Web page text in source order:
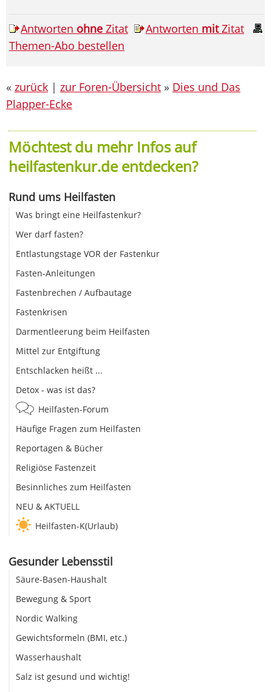
Antworten ohne Zitat Antworten mitZitat
Themen-Abo bestellen
« zurück | zur Foren-Übersicht » Dies und Das
Plapper-Ecke
Möchtest du mehr Infos auf
heilfastenkur.de entdecken?
Rund ums Heilfasten
Was bringt eine Heilfastenkur?
Wer darf fasten?
Entlastungstage VOR der Fastenkur
Fasten-Anleitungen
Fastenbrechen / Aufbautage
Fastenkrisen
Darmentleerung beim Heilfasten
Mittel zur Entgiftung
Entschlacken heißt ...
Detox - was ist das?
Heilfasten-Forum
Häufige Fragen zum Heilfasten
Reportagen & Bücher
Religiöse Fastenzeit
Besinnliches zum Heilfasten
NEU & AKTUELL
Heilfasten-K(Urlaub)
Gesunder Lebensstil
Säure-Basen-Haushalt
Bewegung & Sport
Nordic Walking
Gewichtsformeln (BMI, etc.)
Wasserhaushalt
Salz ist gesund und wichtig!